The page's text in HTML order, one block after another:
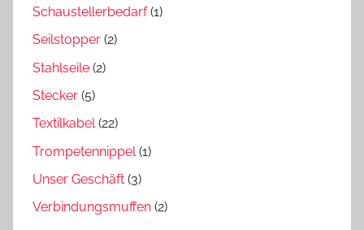
Schaustellerbedarf(1)
Seilstopper (2)
Stahlseile (2)
Stecker (5)
Textilkabel(22)
Trompetennippel (1)
Unser Geschäft (3)
Verbindungsmuffen (2)